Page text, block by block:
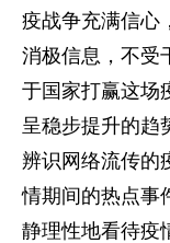
疫战争充满信心
消极信息，不受
于国家打赢这场
呈稳步提升的趋
辨识网络流传的
情期间的热点事
静理性地看待疫